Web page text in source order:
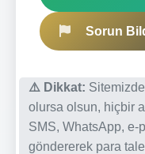
Sorun
⚠️ Dikkat:
olursa olsun, hiçbir
SMS, WhatsApp, e-
göndererek para